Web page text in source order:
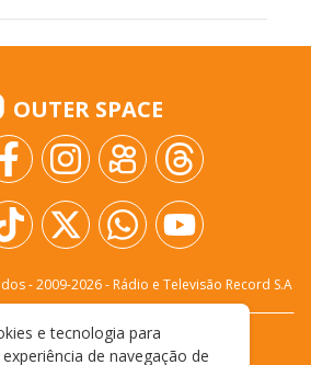
OUTER SPACE
- 2009-2026- Rádio e Televisão Record S.A
FALE CONOSCO
PRIVACIDADE
e tecnologia para
de navegação de